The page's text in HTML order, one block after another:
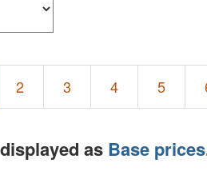
2 3 4 5
as Base prices